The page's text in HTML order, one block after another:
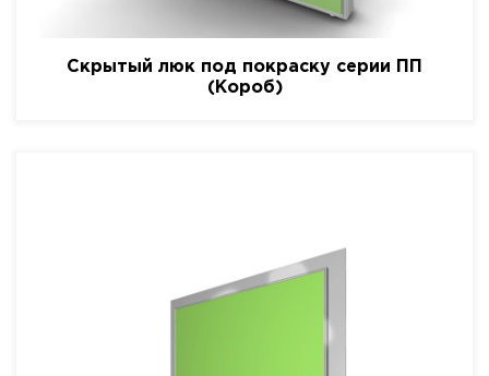
Скрытый люк под покраску серии ПП
(Короб)